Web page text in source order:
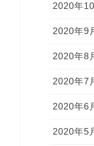
2020年
2020年9
2020年8
2020年7
2020年6
2020年5